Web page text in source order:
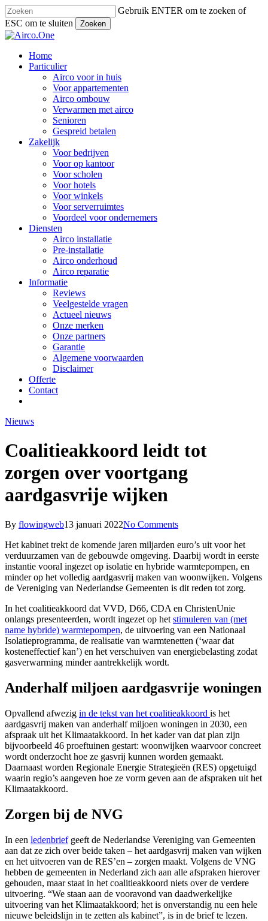
Skip
to
main
content
Gebruik ENTER om te zoeken of
ESC om te sluiten
Zoeken
Sluiten
Menu
Home
Particulier
Airco voor in huis
Voor appartementen
Airco ombouw
Verwarmen met airco
Senioren
Gespreid betalen
Zakelijk
Voor bedrijven
Voor op kantoor
Voor scholen
Voor hotels
Voor winkels
Voor serverruimtes
Voordeel voor ondernemers
Diensten
Airco installatie
Pre-installatie
Airco onderhoud
Airco reparatie
Informatie
Reviews
Veelgestelde vragen
Actueel nieuws
Onze merken
Onze partners
Garantie
Algemene voorwaarden
Disclaimer
Offerte
Contact
Nieuws
Coalitieakkoord leidt tot
zorgen over voortgang
aardgasvrije wijken
By flowingweb13 januari 2022No Comments
Het kabinet trekt de komende jaren miljarden euro’s uit voor het
verduurzamen van de gebouwde omgeving. Daarbij wordt in eerste
instantie vooral ingezet op isolatie en hybride warmtepompen, en
minder op het volledig aardgasvrij maken van woonwijken. Volgens
de Vereniging van Nederlandse Gemeenten is dit reden tot zorg.
In het coalitieakkoord dat VVD, D66, CDA en ChristenUnie
onlangs presenteerden, wordt ingezet op het stimuleren van (met
name hybride) warmtepompen, de uitvoering van een Nationaal
Isolatieprogramma, de realisatie van warmtenetten (‘waar dat
kosteneffectief kan’) en het verschuiven van energiebelasting zodat
gasverwarming minder aantrekkelijk wordt.
Anderhalf miljoen aardgasvrije woningen
Opvallend afwezig in de tekst van het coalitieakkoord is het
aardgasvrij maken van anderhalf miljoen woningen in 2030, een
afspraak uit het Klimaatakkoord. In het kader van dat plan zijn
bijvoorbeeld 46 proeftuinen gestart: woonwijken waarvoor concreet
wordt onderzocht hoe ze gasvrij kunnen worden gemaakt.
Daarnaast worden Regionale Energie Strategieën (RES) opgetuigd
waarin regio’s aangeven hoe ze vorm geven aan de afspraken uit het
Klimaatakkoord.
Zorgen bij de NVG
In een ledenbriefgeeft de Nederlandse Vereniging van Gemeenten
aan dat ze zich over beide taken – het aardgasvrij maken van wijken
en het uitvoeren van de RES’en – zorgen maakt. Volgens de VNG
hebben de gemeenten in Nederland zich aan alle afspraken hierover
gehouden, maar staat in het coalitieakkoord niets over de verdere
uitvoering. “We staan aan de vooravond van daadwerkelijke
uitvoering van het Klimaatakkoord; het is onverstandig nu een hele
nieuwe beleidslijn in te zetten als kabinet”, is in de brief te lezen.